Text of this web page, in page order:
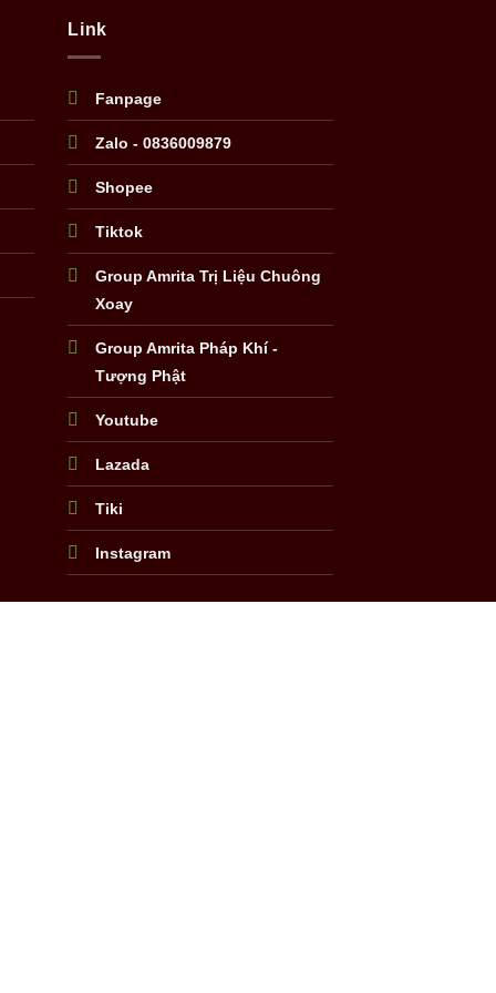
Link
Fanpage
Zalo - 0836009879
Shopee
Tiktok
Group Amrita Trị Liệu Chuông
Xoay
Group Amrita Pháp Khí -
Tượng Phật
Youtube
Lazada
Tiki
Instagram